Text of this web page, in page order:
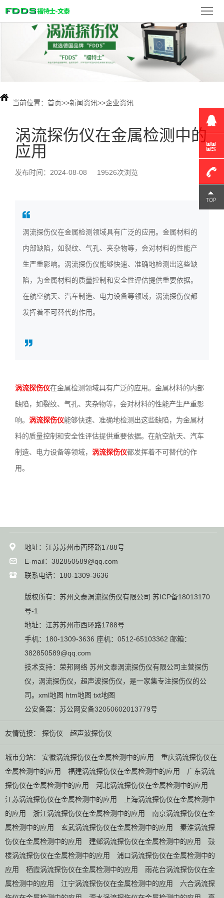
首
品
展
新
闻
检 当前位置： 首页>>新闻资讯>>企业资讯
涡流探伤仪在金属检测中的
应用
发布时间：2024-08-08 19526次浏览
涡流探伤仪在金属检测领域具有广泛的应用。金属材料的
内部缺陷，如裂纹、气孔、夹杂物等，会对材料的性能产
生严重影响。涡流探伤仪能够快速、准确地检测出这些缺
陷，为金属材料的质量控制和安全性评估提供重要依据。
在航空航天、汽车制造、电力设备等领域，涡流探伤仪都
发挥着不可替代的作用。
涡流探伤仪在金属检测领域具有广泛的应用。金属材料的内部
缺陷，如裂纹、气孔、夹杂物等，会对材料的性能产生严重影
响。 涡流探伤仪能够快速、准确地检测出这些缺陷，为金属材
料的质量控制和安全性评估提供重要依据。在航空航天、汽车
制造、电力设备等领域， 涡流探伤仪都发挥着不可替代的作
用。
地址：江苏苏州市西环路1788号
E-mail：382850589@qq.com
联系电话：180-1309-3636
版权所有：苏州文泰涡流探伤仪有限公司 苏ICP备18013170
号-1
地址：江苏苏州市西环路1788号
手机：180-1309-3636 座机：0512-65103362 邮箱：
382850589@qq.com
技术支持： 荣邦网络苏州文泰涡流探伤仪有限公司主营探伤
仪， 涡流探伤仪， 超声波探伤仪，是一家集专注探伤仪的公
司。 xml地图 htm地图 txt地图
公安备案： 苏公网安备32050602013779号
友情链接： 探伤仪 超声波探伤仪
城市分站： 安徽涡流探伤仪在金属检测中的应用
重庆涡流探伤仪在
金属检测中的应用
福建涡流探伤仪在金属检测中的应用
广东涡流
探伤仪在金属检测中的应用
河北涡流探伤仪在金属检测中的应用
江苏涡流探伤仪在金属检测中的应用
上海涡流探伤仪在金属检测中
的应用
浙江涡流探伤仪在金属检测中的应用
南京涡流探伤仪在金
属检测中的应用
玄武涡流探伤仪在金属检测中的应用
秦淮涡流探
伤仪在金属检测中的应用
建邺涡流探伤仪在金属检测中的应用
鼓
楼涡流探伤仪在金属检测中的应用
浦口涡流探伤仪在金属检测中的
应用
栖霞涡流探伤仪在金属检测中的应用
雨花台涡流探伤仪在金
属检测中的应用
江宁涡流探伤仪在金属检测中的应用
六合涡流探
180-